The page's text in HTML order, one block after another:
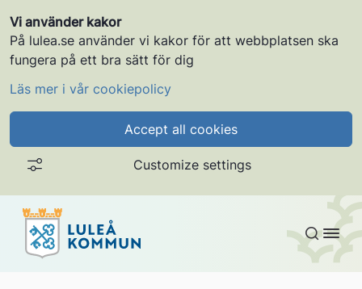
Vi använder kakor
På lulea.se använder vi kakor för att webbplatsen ska
fungera på ett bra sätt för dig
Läs mer i vår cookiepolicy
Accept all cookies
Customize settings
Gå till innehållet